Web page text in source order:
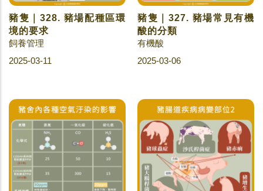
豬隻｜328. 豬場配種區環
境的要求
飼養管理
2025-03-11
豬隻｜327. 豬場常見有機
酸的分類
有機酸
2025-03-06